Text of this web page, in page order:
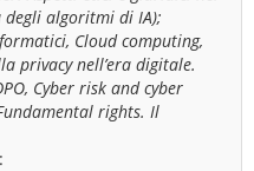
degli algoritmi di IA);
Cloud computing,
privacy nell’era digitale.
Cyber risk and cyber
rights. Il